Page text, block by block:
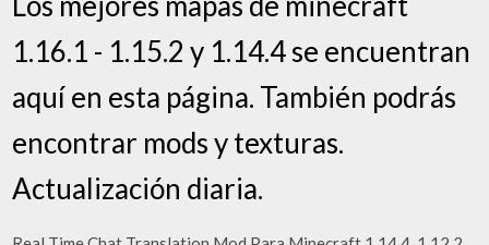
1.16.1 - 1.15.2 y 1.14.4 se encuentran
aquí en esta página. También podrás
encontrar mods y texturas.
Actualización diaria.